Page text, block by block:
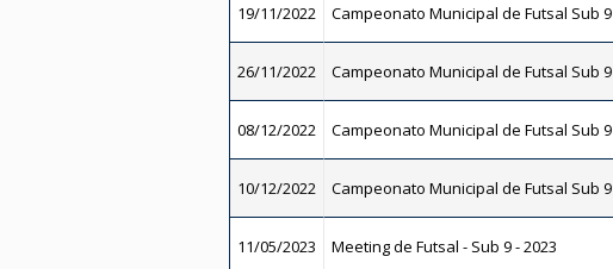
19/11/2022 Campeonato Municipal de Futsal Sub 9
26/11/2022 Campeonato Municipal de Futsal Sub 9
08/12/2022 Campeonato Municipal de Futsal Sub 9
10/12/2022 Campeonato Municipal de Futsal Sub 9
11/05/2023 Meeting de Futsal - Sub 9 - 2023